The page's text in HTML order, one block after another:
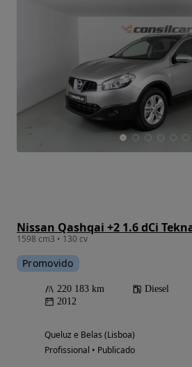
Nissan Qashqai +2 1.6 dCi
1598 cm3 • 130 cv
Promovido
220 183 km Diesel
2012
Queluz e Belas (Lisboa)
Profissional • Publicado